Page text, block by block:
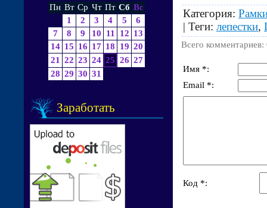
Пн Вт Ср Чт Пт Сб Вс
1
2 3 4 5
6
7
8 9 10 11 12 13
14 15 16 17 18 19 20
21
22 23 24 25 26 27
28 29 30 31
Заработать
Категория:
| Теги: лепестки,
Всего комментариев:
Имя *:
Email *:
Код *: